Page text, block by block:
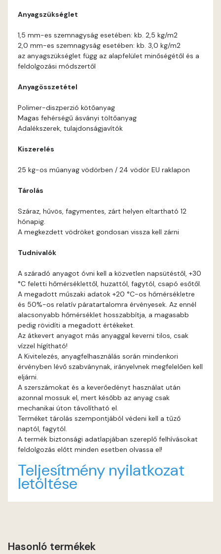
Corn E
Date-brown E
Fern E
Grass-green E
Heide C
Heide D
Heide E
Lilac D
Anyagszükséglet
1,5 mm-es szemnagyság esetében: kb. 2,5 kg/m2
2,0 mm-es szemnagyság esetében: kb. 3,0 kg/m2
az anyagszükséglet függ az alapfelület minőségétől és a
feldolgozási módszertől
Anyagösszetétel
Polimer-diszperzió kötőanyag
Magas fehérségű ásványi töltőanyag
Adalékszerek, tulajdonságjavítók
Kiszerelés
25 kg-os műanyag vödörben / 24 vödör EU raklapon
Tárolás
Száraz, hűvös, fagymentes, zárt helyen eltartható 12
hónapig.
A megkezdett vödröket gondosan vissza kell zárni
Tudnivalók
A száradó anyagot óvni kell a közvetlen napsütéstől, +30
°C feletti hőmérséklettől, huzattól, fagytól, csapó esőtől.
A megadott műszaki adatok +20 °C-os hőmérsékletre
és 50%-os relatív páratartalomra érvényesek. Az ennél
alacsonyabb hőmérséklet hosszabbítja, a magasabb
pedig rövidíti a megadott értékeket.
Az átkevert anyagot más anyaggal keverni tilos, csak
vízzel hígítható!
A Kivitelezés, anyagfelhasználás során mindenkori
érvényben lévő szabványnak, irányelvnek megfelelően kell
eljárni.
A szerszámokat és a keverőedényt használat után
azonnal mossuk el, mert később az anyag csak
mechanikai úton távolítható el.
Terméket tárolás szempontjából védeni kell a tűző
naptól, fagytól.
A termék biztonsági adatlapjában szereplő felhívásokat
feldolgozás előtt minden esetben olvassa el!
Teljesítmény nyilatkozat
letöltése
Hasonló termékek